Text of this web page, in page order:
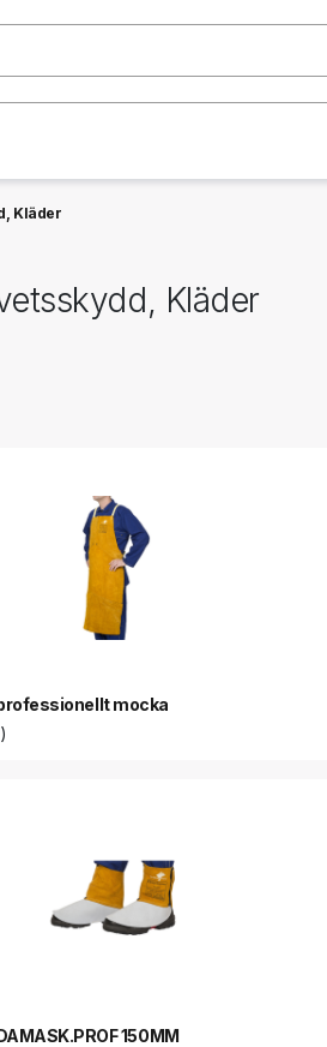
Kläder
Kläder
mocka
150MM